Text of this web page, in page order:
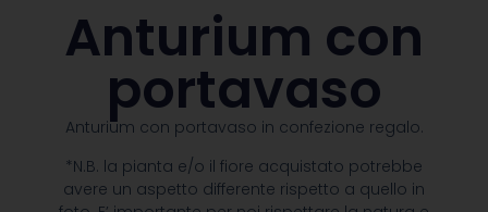
Anturium con
portavaso
Anturium con portavaso in confezione regalo.
*N.B. la pianta e/o il fiore acquistato potrebbe
avere un aspetto differente rispetto a quello in
piante
contattare il
numero
0522